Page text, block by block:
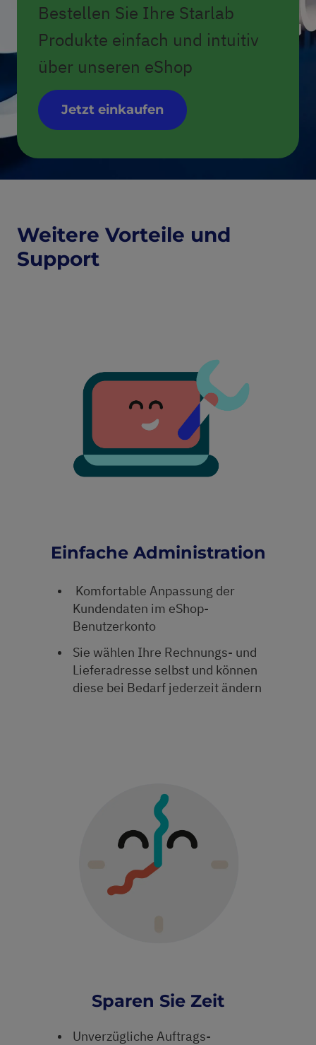
Bestellen Sie Ihre Starlab
Produkte einfach und intuitiv
über unseren eShop
Jetzt einkaufen
Weitere Vorteile und
Support
Einfache Administration
Komfortable Anpassung der
Kundendaten im eShop-
Benutzerkonto
Sie wählen Ihre Rechnungs- und
Lieferadresse selbst und können
diese bei Bedarf jederzeit ändern
Sparen Sie Zeit
Unverzügliche Auftrags-